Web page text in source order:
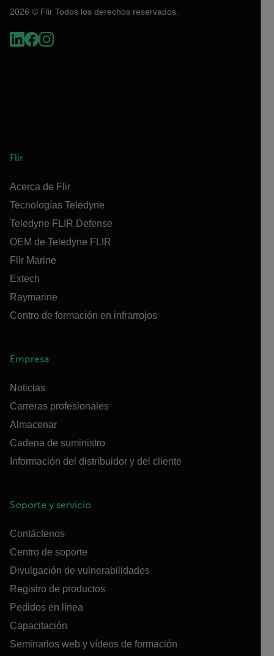
2026 © Flir Todos los derechos reservados.
Flir
Acerca de Flir
Tecnologías Teledyne
Teledyne FLIR Defense
OEM de Teledyne FLIR
Flir Marine
Extech
Raymarine
Centro de formación en infrarrojos
Empresa
Noticias
Carreras profesionales
Almacenar
Cadena de suministro
Información del distribuidor y del cliente
Soporte y servicio
Contáctenos
Centro de soporte
Divulgación de vulnerabilidades
Registro de productos
Pedidos en línea
Capacitación
Seminarios web y vídeos de formación